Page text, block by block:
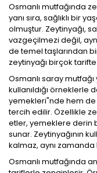
Osmanlı mutfağında
yanı sıra, sağlıklı bir
olmuştur. Zeytinyağı,
vazgeçilmezi değil,
de temel taşlarından
zeytinyağı birçok
Osmanlı saray
kullanıldığı örneklerle
yemekleri"nde hem de
tercih edilir. Özellikle
etler, yemeklere derin
sunar. Zeytinyağının
kalmaz, aynı
Osmanlı mutfağında